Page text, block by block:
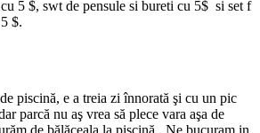
5 $, swt de pensule si bureti cu 5$ si set f
$.
piscină, e a treia zi înnorată şi cu un pic
parcă nu aş vrea să plece vara aşa de
de bălăceala la piscină. Ne bucuram in